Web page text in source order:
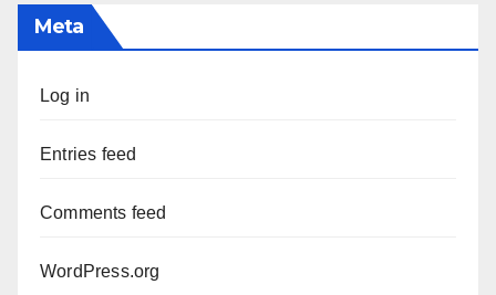
Meta
Log in
Entries feed
Comments feed
WordPress.org